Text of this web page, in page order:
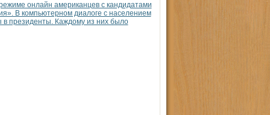
онлайн американцев с кандидатами
В компьютерном диалоге с населением
в президенты. Каждому из них было